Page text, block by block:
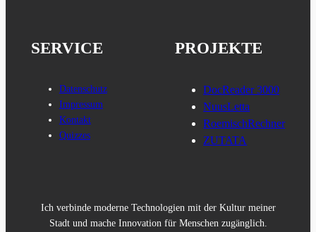
SERVICE
Datenschutz
Impressum
Kontakt
Quizzes
PROJEKTE
DocReader 3000
NuusLetta
RoemischRechner
ZUTATA
Ich verbinde moderne Technologien mit der Kultur meiner
Stadt und mache Innovation für Menschen zugänglich.